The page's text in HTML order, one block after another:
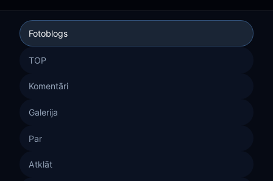
Fotoblogs
TOP
Komentāri
Galerija
Par
Atklāt